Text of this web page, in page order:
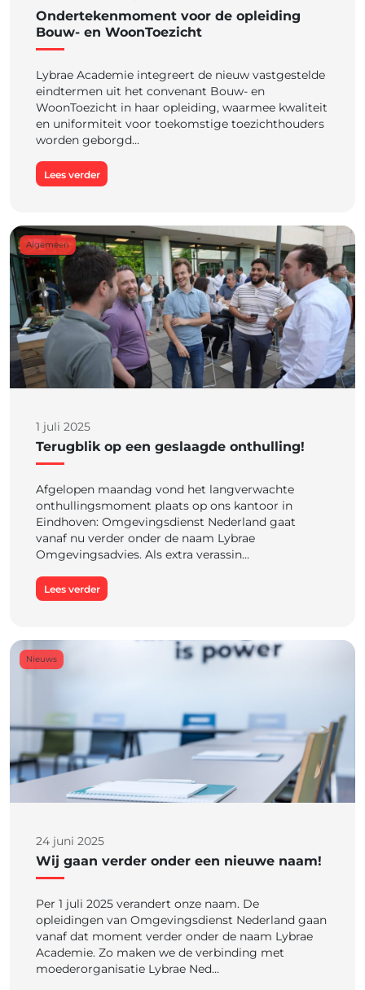
Ondertekenmoment voor de opleiding
Bouw- en WoonToezicht
Lybrae Academie integreert de nieuw vastgestelde
eindtermen uit het convenant Bouw- en
WoonToezicht in haar opleiding, waarmee kwaliteit
en uniformiteit voor toekomstige toezichthouders
worden geborgd...
Lees verder
Algemeen
1 juli 2025
Terugblik op een geslaagde onthulling!
Afgelopen maandag vond het langverwachte
onthullingsmoment plaats op ons kantoor in
Eindhoven: Omgevingsdienst Nederland gaat
vanaf nu verder onder de naam Lybrae
Omgevingsadvies. Als extra verassin...
Lees verder
Nieuws
24 juni 2025
Wij gaan verder onder een nieuwe naam!
Per 1 juli 2025 verandert onze naam. De
opleidingen van Omgevingsdienst Nederland gaan
vanaf dat moment verder onder de naam Lybrae
Academie. Zo maken we de verbinding met
moederorganisatie Lybrae Ned...